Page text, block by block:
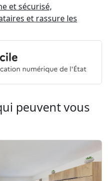
et sécurisé,
et rassure les
peuvent vous